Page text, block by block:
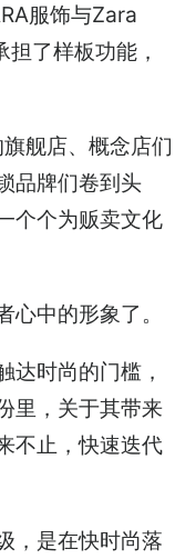
服饰与Zara
了样板功能，
旗舰店、概念店们
品牌们卷到头
个个为贩卖文化
中的形象了。
达时尚的门槛，
里，关于其带来
不止，快速迭代
，是在快时尚落